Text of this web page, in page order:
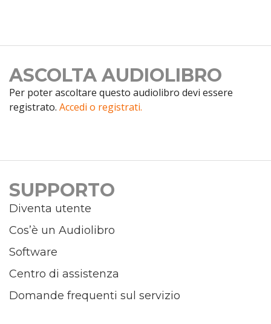
ASCOLTA AUDIOLIBRO
Per poter ascoltare questo audiolibro devi essere
registrato. Accedi o registrati.
SUPPORTO
Diventa utente
Cos’è un Audiolibro
Software
Centro di assistenza
Domande frequenti sul servizio